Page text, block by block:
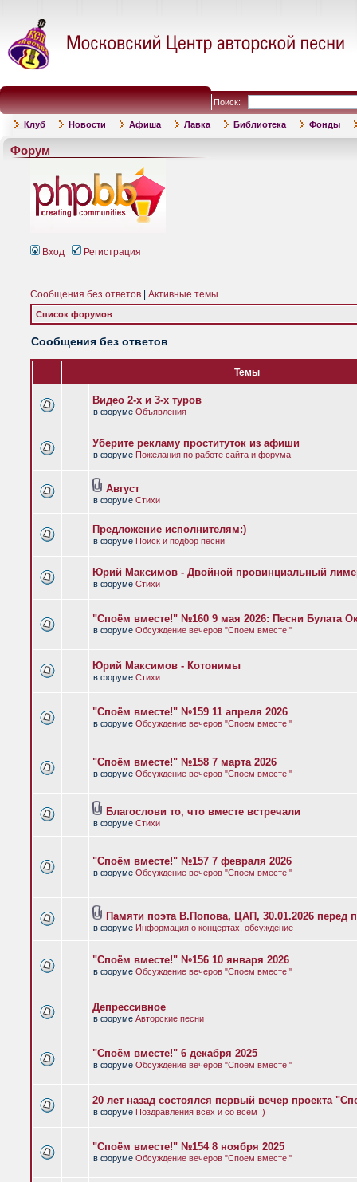
Поиск:
Клуб Новости Афиша Лавка Библиотека Фонды
Форум
Вход Регистрация
Сообщения без ответов Активные темы
Список форумов
Сообщения без ответов
Темы
Видео 2-х и 3-х туров
в форуме Объявления
Уберите рекламу проституток из афиши
в форуме Пожелания по работе сайта и форума
Август
в форуме Стихи
Предложение исполнителям:)
в форуме Поиск и подбор песни
Юрий Максимов - Двойной провинциальный
в форуме Стихи
"Споём вместе!" №160 9 мая 2026: Песни Булата
в форуме Обсуждение вечеров "Споем вместе!"
Юрий Максимов - Котонимы
в форуме Стихи
"Споём вместе!" №159 11 апреля 2026
в форуме Обсуждение вечеров "Споем вместе!"
"Споём вместе!" №158 7 марта 2026
в форуме Обсуждение вечеров "Споем вместе!"
Благослови то, что вместе встречали
в форуме Стихи
"Споём вместе!" №157 7 февраля 2026
в форуме Обсуждение вечеров "Споем вместе!"
Памяти поэта В.Попова, ЦАП, 30.01.2026 перед
в форуме Информация о концертах, обсуждение
"Споём вместе!" №156 10 января 2026
в форуме Обсуждение вечеров "Споем вместе!"
Депрессивное
в форуме Авторские песни
"Споём вместе!" 6 декабря 2025
в форуме Обсуждение вечеров "Споем вместе!"
20 лет назад состоялся первый вечер проекта
в форуме Поздравления всех и со всем :)
"Споём вместе!" №154 8 ноября 2025
в форуме Обсуждение вечеров "Споем вместе!"